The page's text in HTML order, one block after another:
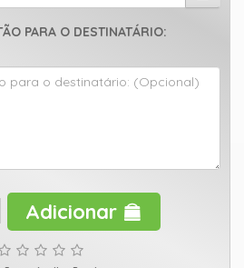
PARA O DESTINATÁRIO:
Adicionar